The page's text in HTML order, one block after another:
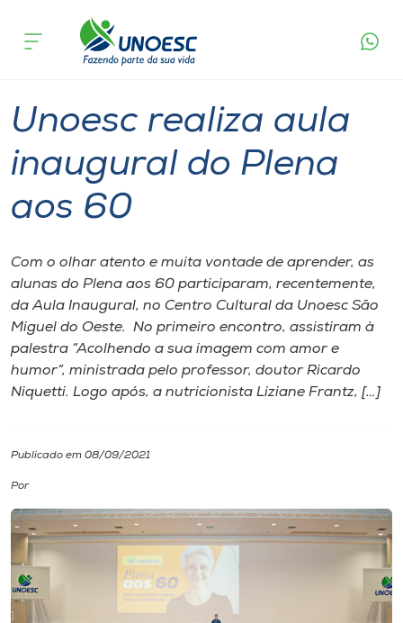
Cursos
Pesquisa
Atendimento ao Estudante
Portal de Ensino
A
Unoesc
Internacionalização
Cultura
CPA
acontece
Unoesc realiza aula
inaugural do Plena
aos 60
Com o olhar atento e muita vontade de aprender, as
alunas do Plena aos 60 participaram, recentemente,
da Aula Inaugural, no Centro Cultural da Unoesc São
Miguel do Oeste. No primeiro encontro, assistiram à
palestra “Acolhendo a sua imagem com amor e
humor”, ministrada pelo professor, doutor Ricardo
Niquetti. Logo após, a nutricionista Liziane Frantz, […]
Publicado em 08/09/2021
Por